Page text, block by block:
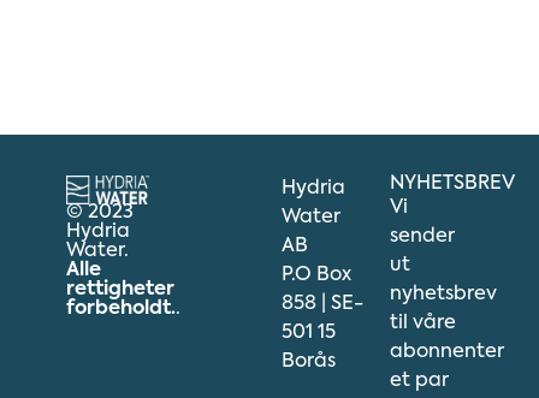
© 2023
Hydria
Water.
Alle
rettigheter
forbeholdt..
Hydria
Water
AB
P.O Box
858 | SE-
501 15
Borås
NYHETSBREV
Vi
sender
ut
nyhetsbrev
til våre
abonnenter
et par